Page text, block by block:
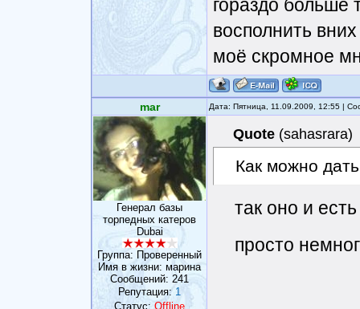
гораздо больше
восполнить
моё скромное
mar Дата: Пятница, 11.09.2009, 12:55 |
Генерал базы
торпедных катеров
Dubai
Группа: Проверенный
Имя в жизни: марина
Сообщений: 241
Репутация: 1
Статус: Offline
Quote (sahasrara)
Как можно
так оно и
просто